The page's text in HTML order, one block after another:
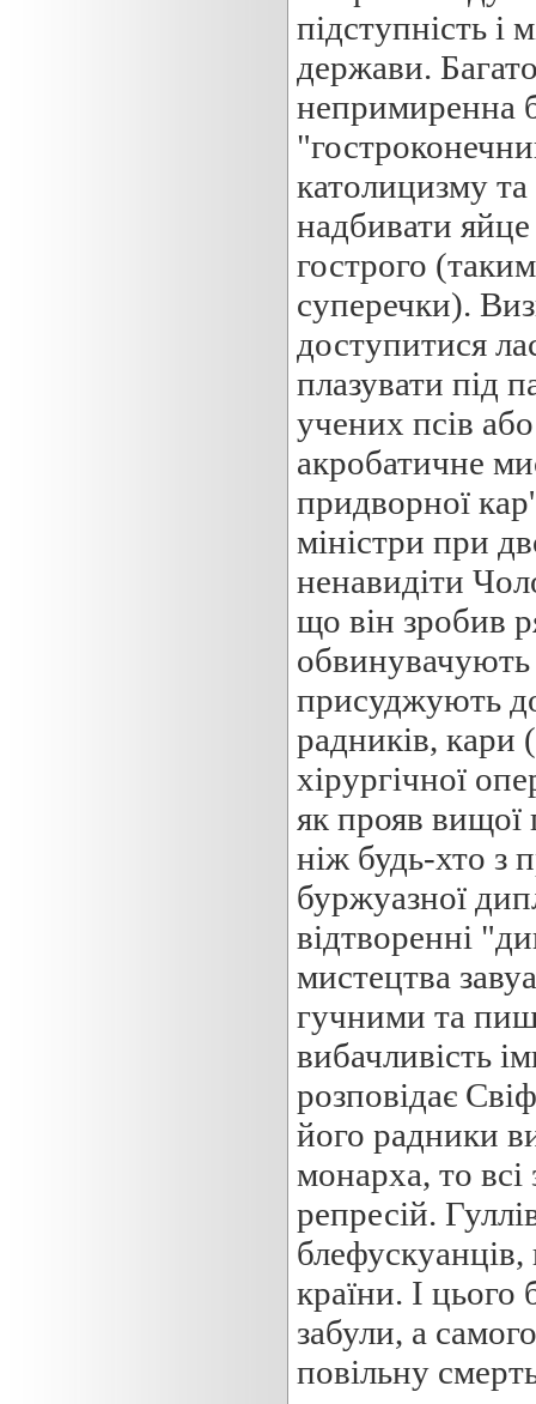
підступність і
держави.
непримиренна
католицизму та
надбивати
гострого
суперечки).
доступитися
плазувати під
учених псів
акробатичне
придворної
міністри при
ненавидіти
що він зробив
обвинувачують
присуджують
радників, кари
хірургічної
як прояв вищої
ніж будь-хто з
буржуазної
відтворенні
мистецтва
гучними та
вибачливість
розповідає
його радники
монарха, то
репресій.
блефускуанців,
країни. І
забули, а
повільну